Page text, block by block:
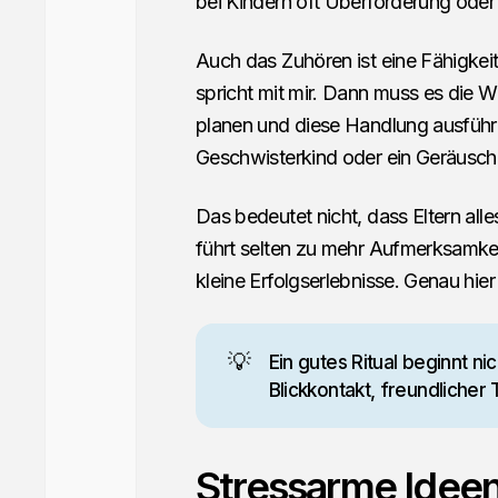
Auch das Zuhören ist eine
spricht mit mir. Dann muss es die
planen und diese Handlung
Geschwisterkind oder ein
Das bedeutet nicht, dass Eltern
führt selten zu mehr
kleine Erfolgserlebnisse. Genau
💡
Ein gutes Ritual beginnt
Blickkontakt, freundlicher
Stressarme